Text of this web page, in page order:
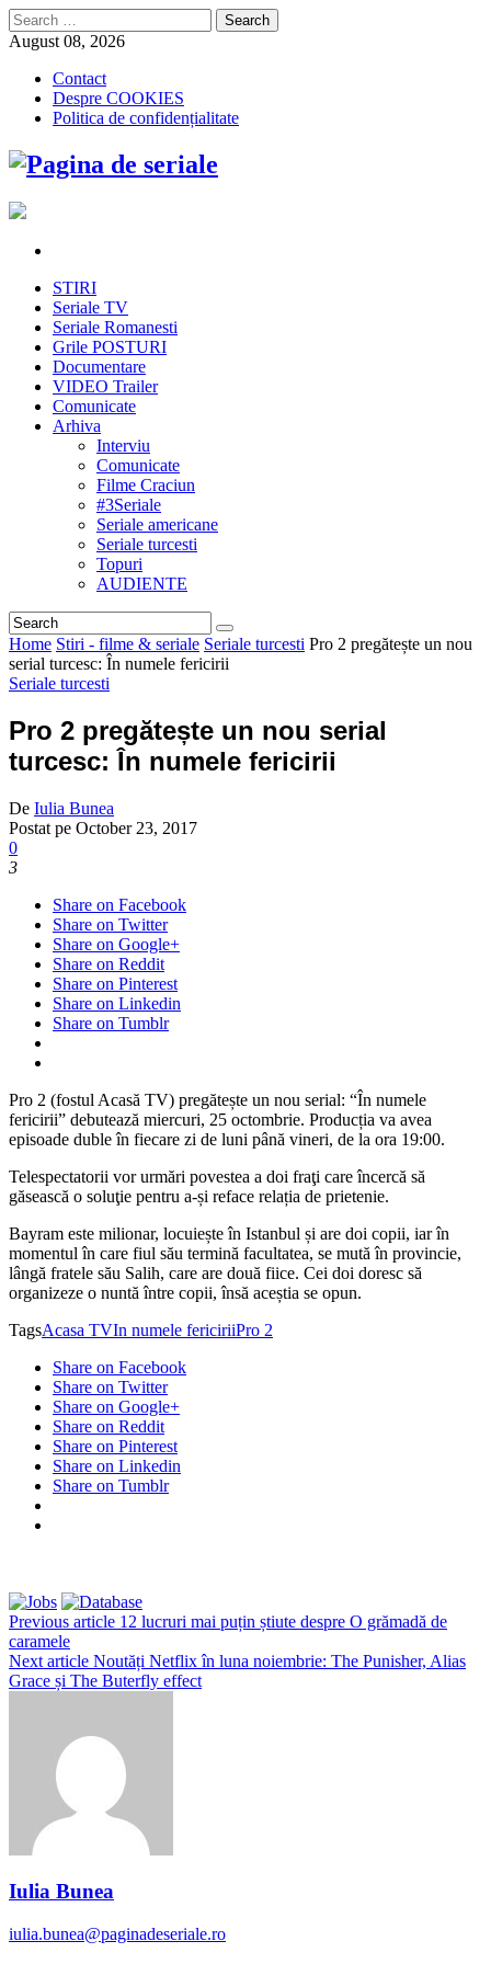
Search
for:
August 08, 2026
Contact
Despre COOKIES
Politica de confidențialitate
STIRI
Seriale TV
Seriale Romanesti
Grile POSTURI
Documentare
VIDEO Trailer
Comunicate
Arhiva
Interviu
Comunicate
Filme Craciun
#3Seriale
Seriale americane
Seriale turcesti
Topuri
AUDIENTE
Home Stiri - filme & seriale Seriale turcesti Pro 2 pregătește un nou
serial turcesc: În numele fericirii
Seriale turcesti
Pro 2 pregătește un nou serial
turcesc: În numele fericirii
De Iulia Bunea
Postat pe October 23, 2017
0
3
Share on Facebook
Share on Twitter
Share on Google+
Share on Reddit
Share on Pinterest
Share on Linkedin
Share on Tumblr
Pro 2 (fostul Acasă TV) pregătește un nou serial: “În numele
fericirii” debutează miercuri, 25 octombrie. Producția va avea
episoade duble în fiecare zi de luni până vineri, de la ora 19:00.
Telespectatorii vor urmări povestea a doi fraţi care încercă să
găsească o soluţie pentru a-și reface relația de prietenie.
Bayram este milionar, locuiește în Istanbul și are doi copii, iar în
momentul în care fiul său termină facultatea, se mută în provincie,
lângă fratele său Salih, care are două fiice. Cei doi doresc să
organizeze o nuntă între copii, însă aceștia se opun.
TagsAcasa TVIn numele fericiriiPro 2
Share on Facebook
Share on Twitter
Share on Google+
Share on Reddit
Share on Pinterest
Share on Linkedin
Share on Tumblr
Previous article 12 lucruri mai puțin știute despre O grămadă de
caramele
Next article Noutăți Netflix în luna noiembrie: The Punisher, Alias
Grace și The Buterfly effect
Iulia Bunea
iulia.bunea@paginadeseriale.ro